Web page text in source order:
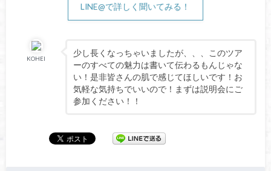
LINE@で詳しく聞いてみる！
KOHEI
少し長くなっちゃいましたが、、、このツア
ーのすべての魅力は書いて伝わるもんじゃな
い！是非皆さんの肌で感じてほしいです！お
気軽な気持ちでいいので！まずは説明会にご
参加ください！！